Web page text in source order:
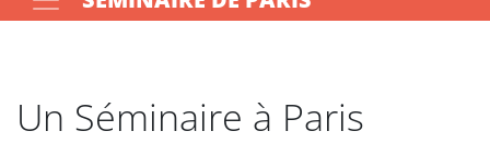
Un Séminaire à Paris